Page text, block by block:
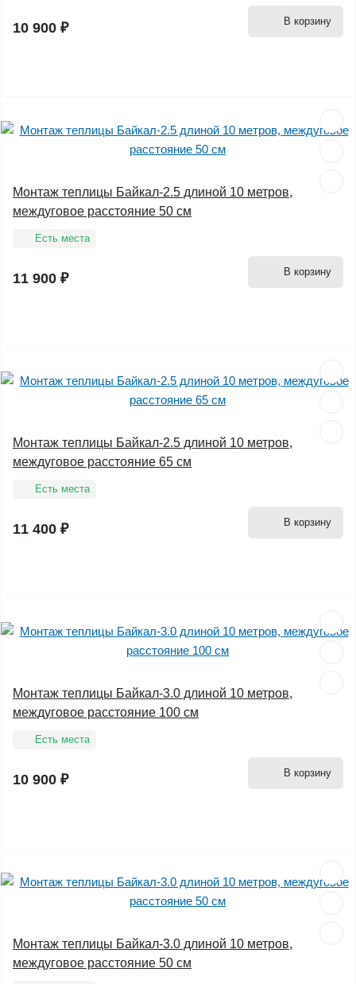
10 900 ₽ В корзину
Монтаж теплицы Байкал-2.5 длиной 10 метров,
междуговое расстояние 50 см
Есть места
11 900 ₽ В корзину
Монтаж теплицы Байкал-2.5 длиной 10 метров,
междуговое расстояние 65 см
Есть места
11 400 ₽ В корзину
Монтаж теплицы Байкал-3.0 длиной 10 метров,
междуговое расстояние 100 см
Есть места
10 900 ₽ В корзину
Монтаж теплицы Байкал-3.0 длиной 10 метров,
междуговое расстояние 50 см